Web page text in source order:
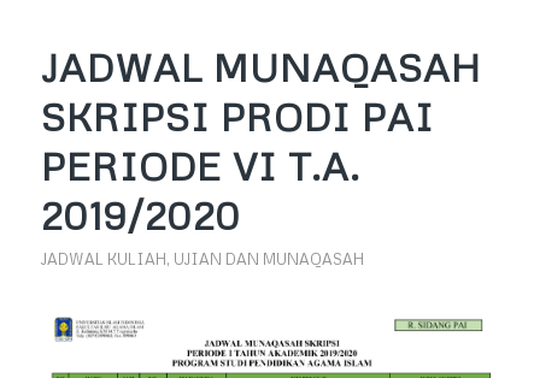
JADWAL MUNAQASAH
SKRIPSI PRODI PAI
PERIODE VI T.A.
2019/2020
JADWAL KULIAH, UJIAN DAN MUNAQASAH